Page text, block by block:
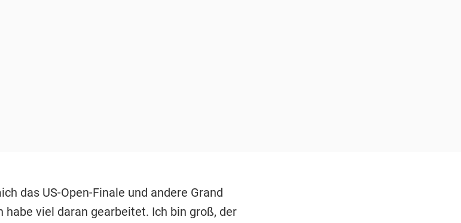
das US-Open-Finale und andere Grand
habe viel daran gearbeitet. Ich bin groß, der